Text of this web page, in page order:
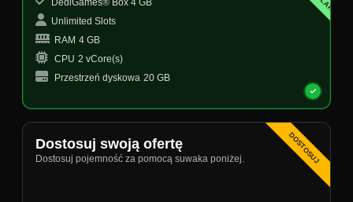
Unlimited Slots
RAM 4 GB
CPU 2 vCore(s)
Przestrzeń dyskowa 20 GB
DOSTOSUJ
Dostosuj swoją ofertę
Dostosuj pojemność za pomocą suwaka poniżej.